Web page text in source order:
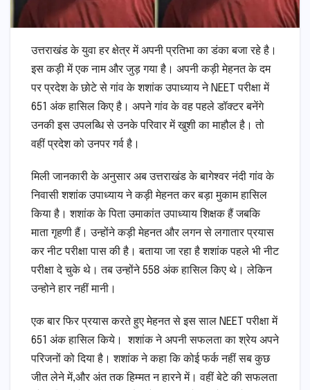
उत्तराखंड के युवा हर क्षेत्र में अपनी प्रतिभा का डंका बजा रहे है।
इस कड़ी में एक नाम और जुड़ गया है। अपनी कड़ी मेहनत के दम
पर प्रदेश के छोटे से गांव के शशांक उपाध्याय ने NEET परीक्षा में
651 अंक हासिल किए है। अपने गांव के वह पहले डॉक्टर बनेंगे
उनकी इस उपलब्धि से उनके परिवार में खुशी का माहौल है। तो
वहीं प्रदेश को उनपर गर्व है।
मिली जानकारी के अनुसार अब उत्तराखंड के बागेश्वर नंदी गांव के
निवासी शशांक उपाध्याय ने कड़ी मेहनत कर बड़ा मुकाम हासिल
किया है। शशांक के पिता उमाकांत उपाध्याय शिक्षक हैं जबकि
माता गृहणी हैं। उन्होंने कड़ी मेहनत और लगन से लगातार प्रयास
कर नीट परीक्षा पास की है। बताया जा रहा है शशांक पहले भी नीट
परीक्षा दे चुके थे। तब उन्होंने 558 अंक हासिल किए थे। लेकिन
उन्होने हार नहीं मानी।
एक बार फिर प्रयास करते हुए मेहनत से इस साल NEET परीक्षा में
651 अंक हासिल किये। शशांक ने अपनी सफलता का श्रेय अपने
परिजनों को दिया है। शशांक ने कहा कि कोई फर्क नहीं सब कुछ
जीत लेने में,और अंत तक हिम्मत न हारने में। वहीं बेटे की सफलता